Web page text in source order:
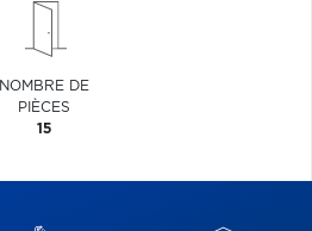
NOMBRE DE
PIÈCES
15